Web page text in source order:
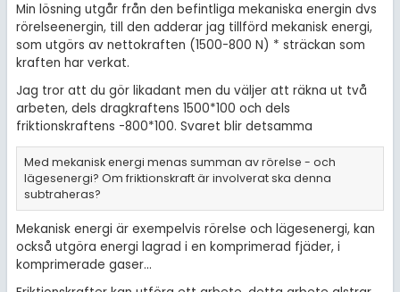
Min lösning utgår från den befintliga mekaniska energin dvs
rörelseenergin, till den adderar jag tillförd mekanisk energi,
som utgörs av nettokraften (1500-800 N) * sträckan som
kraften har verkat.
Jag tror att du gör likadant men du väljer att räkna ut två
arbeten, dels dragkraftens 1500*100 och dels
friktionskraftens -800*100. Svaret blir detsamma
Med mekanisk energi menas summan av rörelse - och
lägesenergi? Om friktionskraft är involverat ska denna
subtraheras?
Mekanisk energi är exempelvis rörelse och lägesenergi, kan
också utgöra energi lagrad i en komprimerad fjäder, i
komprimerade gaser...